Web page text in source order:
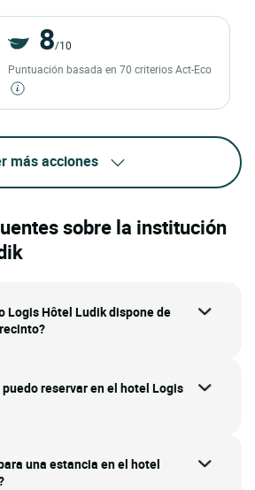
8/10
Puntuación basada en 70 criterios Act-Eco
más acciones
sobre la institución
Logis Hôtel Ludik dispone de
reservar en el hotel Logis
una estancia en el hotel